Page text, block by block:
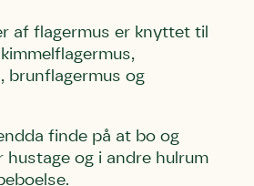
af flagermus er knyttet til
brunflagermus og
finde på at bo og
hustage og i andre hulrum